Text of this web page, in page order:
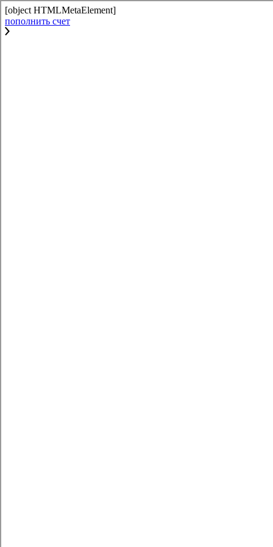
[object HTMLMetaElement]
пополнить счет